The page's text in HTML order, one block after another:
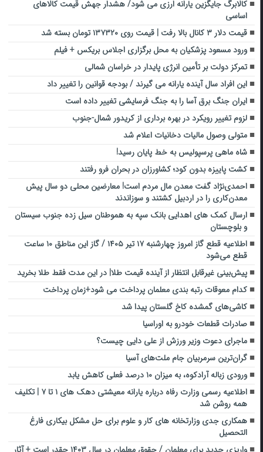
کالابرگ جایگزین یارانه ارزی می شود/ هشدار جهش قیمت کالاهای
اساسی
قیمت دلار ۳ کانال بالا رفت | قیمت روی ۱۳۷۳۲۰ تومان بسته شد
ورود مسعود پزشکیان به محل برگزاری اجلاس بریکس + فیلم
تمرکز دولت بر تأمین انرژی پایدار در خراسان شمالی
این افراد سال آینده یارانه می گیرند / بودجه قوانین را تغییر داد
ایران جنگ برق آسا را به جنگ فرسایشی تغییر داده است
لزوم تغییر رویکرد در بهره برداری از کریدور شمال-جنوب
متولی وصول مالیات دخانیات اعلام شد
شاه ماهی پرسپولیس به خط پایان رسید!
کشت پاییزه بدون کود؛ کشاورزان در بحران فرو رفتند
احمدی‌نژاد گفت معدن مال مردم است! معارضین محلی دو سال پیش
معدن‌کاری را در اردبیل کشتند و سوزاندند
ارسال کمک های اهدایی بانک سپه به هموطنان سیل زده جنوب سیستان
و بلوچستان
اطلاعیه قطع گاز امروز چهارشنبه ۱۷ تیر ۱۴۰۵ / گاز این مناطق ۱۰ ساعت
قطع می‌شود
پیش‌بینی غیرقابل انتظار از آینده قیمت طلا| در این مدت فقط طلا بخرید
کدام معوقات رتبه بندی معلمان پرداخت می شود+زمان پرداخت
کاشی‌های گمشده کاخ گلستان پیدا شد
صادرات قطعات خودرو به اوراسیا
ماجرای دعوت وزیر ورزش از علی دایی چیست؟
گران‌ترین سرمربیان جام ملت‌های آسیا
ورودی زباله آرادکوه، به میزان ۱۰ درصد فعلی کاهش یابد
اطلاعیه رسمی وزارت رفاه درباره یارانه معیشتی دهک های ۱ تا ۷ | تکلیف
همه روشن شد
همکاری جدی وزارتخانه های کار و علوم برای حل مشکل بیکاری فارغ
التحصیل